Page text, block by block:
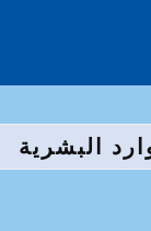
البشرية